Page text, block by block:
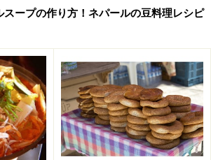
が食べられるレストラン 】
ー」
11－18 11:30～14:30 17:00～
05：00） 無休＜Yahoo!地図情報＞
グ インレイ」03-5273-5774
19-7タックイレブン高田馬場ビル
無休＜Yahoo!地図情報＞
ナー」
スープの作り方！ネパールの豆料理レシピ